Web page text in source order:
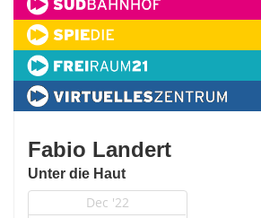
Fabio Landert
Unter die Haut
Dec '22